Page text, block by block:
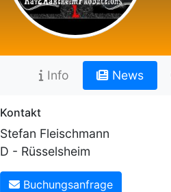
Info News
Kontakt
Stefan Fleischmann
D - Rüsselsheim
Buchungsanfrage